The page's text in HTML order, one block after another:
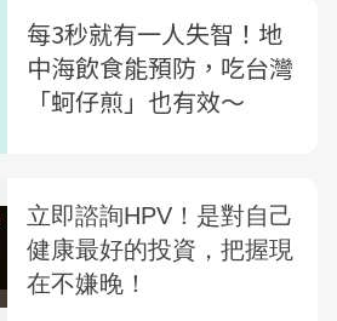
每3秒就有一人失智！地
中海飲食能預防，吃台灣
「蚵仔煎」也有效～